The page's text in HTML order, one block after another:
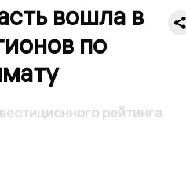
вошла в
по
рейтинга